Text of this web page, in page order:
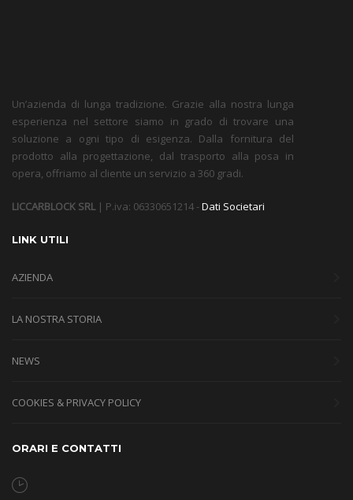
Un’azienda di lunga tradizione. Grazie alla nostra lunga
esperienza nel settore siamo in grado di trovare una
soluzione a ogni tipo di esigenza. Dalla fornitura del
prodotto alla progettazione, dal trasporto alla posa in
opera, offriamo al cliente un servizio a 360 gradi.
LICCARBLOCK SRL | P.iva: 06330651214 -Dati Societari
LINK UTILI
AZIENDA
LA NOSTRA STORIA
NEWS
COOKIES & PRIVACY POLICY
ORARI E CONTATTI